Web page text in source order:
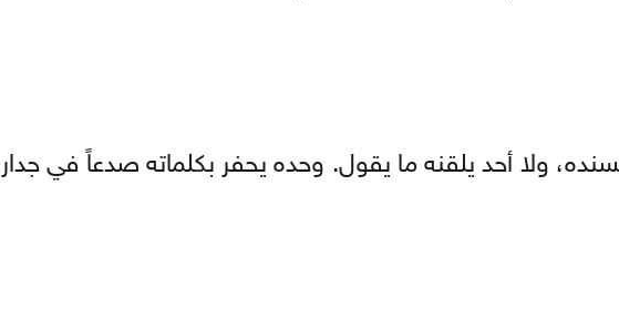
ولا أحد يلقنه ما يقول. وحده يحفر بكلماته صدعاً في جدار